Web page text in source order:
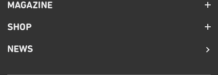
MAGAZINE
SHOP
NEWS